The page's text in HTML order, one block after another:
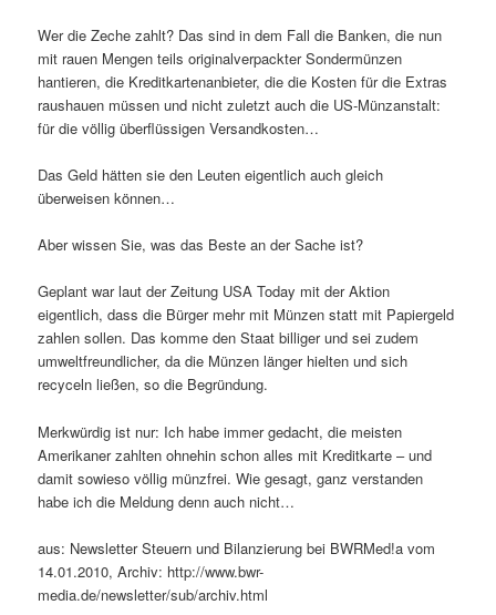
Wer die Zeche zahlt? Das sind in dem Fall die Banken, die nun
mit rauen Mengen teils originalverpackter Sondermünzen
hantieren, die Kreditkartenanbieter, die die Kosten für die Extras
raushauen müssen und nicht zuletzt auch die US-Münzanstalt:
für die völlig überflüssigen Versandkosten…
Das Geld hätten sie den Leuten eigentlich auch gleich
überweisen können…
Aber wissen Sie, was das Beste an der Sache ist?
Geplant war laut der Zeitung USA Today mit der Aktion
eigentlich, dass die Bürger mehr mit Münzen statt mit Papiergeld
zahlen sollen. Das komme den Staat billiger und sei zudem
umweltfreundlicher, da die Münzen länger hielten und sich
recyceln ließen, so die Begründung.
Merkwürdig ist nur: Ich habe immer gedacht, die meisten
Amerikaner zahlten ohnehin schon alles mit Kreditkarte – und
damit sowieso völlig münzfrei. Wie gesagt, ganz verstanden
habe ich die Meldung denn auch nicht…
aus: Newsletter Steuern und Bilanzierung bei BWRMed!a vom
14.01.2010, Archiv: http://www.bwr-
media.de/newsletter/sub/archiv.html